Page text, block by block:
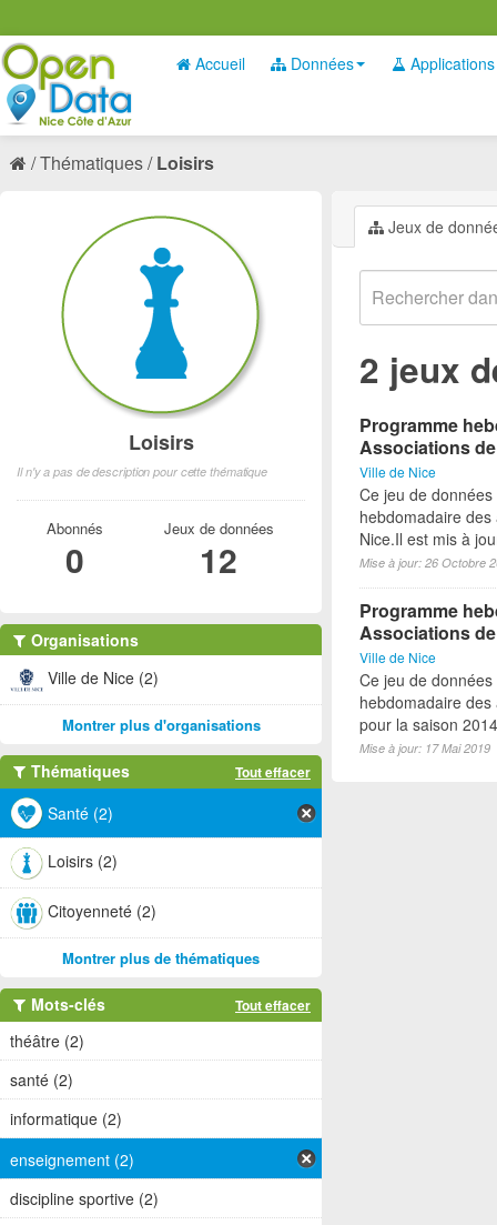
Accueil Données Applications
Thématiques Loisirs
Jeux de
2 jeux
Programme
Associations
Ville de Nice
Ce jeu de
hebdomadaire
Nice.Il est mis à
Mise à jour: 26 Octobre
Programme
Associations
Ville de Nice
Ce jeu de
hebdomadaire
pour la saison
Mise à jour: 17 Mai 2019
Loisirs
Il n'y a pas de description pour cette thématique
Abonnés
0
Jeux de données
12
Organisations
Ville de Nice (2)
Montrer plus d'organisations
Thématiques Tout effacer
Santé (2)
Loisirs (2)
Citoyenneté (2)
Montrer plus de thématiques
Mots-clés Tout effacer
théâtre (2)
santé (2)
informatique (2)
enseignement (2)
discipline sportive (2)